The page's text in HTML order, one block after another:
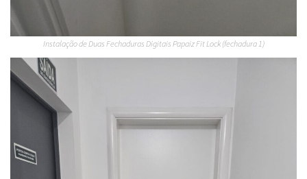
Instalação de Duas Fechaduras Digitais Papaiz Fit Lock (fechadura 1)